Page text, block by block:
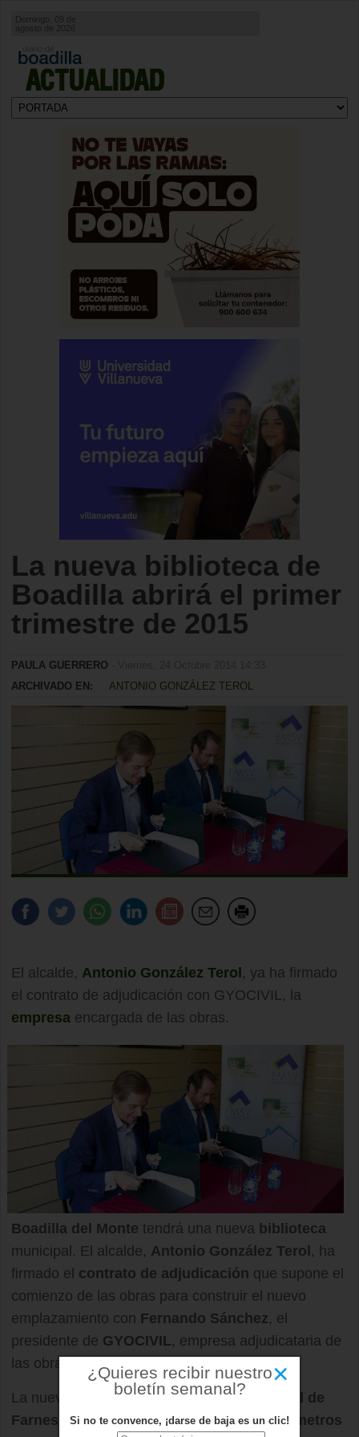
ACTUALIDAD
Domingo, 09 de
agosto de 2026
La nueva biblioteca de
Boadilla abrirá el primer
trimestre de 2015
PAULA GUERRERO
ARCHIVADO EN:
ANTONIO GONZÁLEZ TEROL
El alcalde, Antonio González Terol , ya ha firmado
el contrato de adjudicación con GYOCIVIL, la
empresa encargada de las obras.
Boadilla del Monte tendrá una nueva biblioteca
municipal. El alcalde, Antonio González Terol , ha
firmado el contrato de adjudicación que supone el
comienzo de las obras para construir el nuevo
emplazamiento con Fernando Sánchez, el
presidente de GYOCIVIL, empresa adjudicataria de
las obras.
La nueva biblioteca, situada en la calle
Isabel de
Farnesio, 33, tendrá una superficie de 830 metros
×
¿Quieres recibir nuestro
boletín semanal?
Si no te convence, ¡darse de baja es un clic!